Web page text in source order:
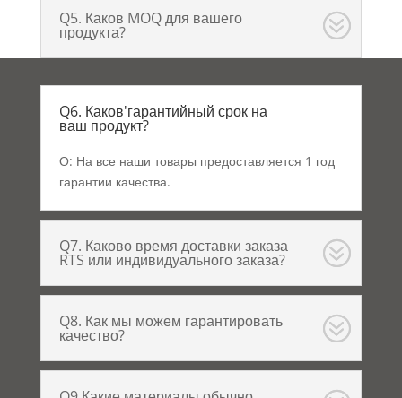
Q5. Каков MOQ для вашего
продукта?
Q6. Каков'гарантийный срок на
ваш продукт?
О: На все наши товары предоставляется 1 год
гарантии качества.
Q7. Каково время доставки заказа
RTS или индивидуального заказа?
Q8. Как мы можем гарантировать
качество?